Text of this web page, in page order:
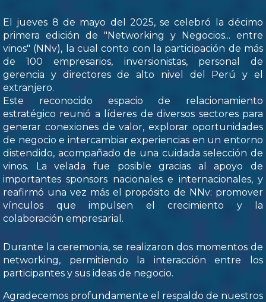
El jueves 8 de mayo del 2025, se celebró la décimo
primera edición de "Networking y Negocios... entre
vinos" (NNv), la cual conto con la participación de más
de 100 empresarios, inversionistas, personal de
gerencia y directores de alto nivel del Perú y el
extranjero.
Este reconocido espacio de relacionamiento
estratégico reunió a líderes de diversos sectores para
generar conexiones de valor, explorar oportunidades
de negocio e intercambiar experiencias en un entorno
distendido, acompañado de una cuidada selección de
vinos. La velada fue posible gracias al apoyo de
importantes sponsors nacionales e internacionales, y
reafirmó una vez más el propósito de NNv: promover
vínculos que impulsen el crecimiento y la
colaboración empresarial.
Durante la ceremonia, se realizaron dos momentos de
networking, permitiendo la interacción entre los
participantes y sus ideas de negocio.
Agradecemos profundamente el respaldo de nuestros